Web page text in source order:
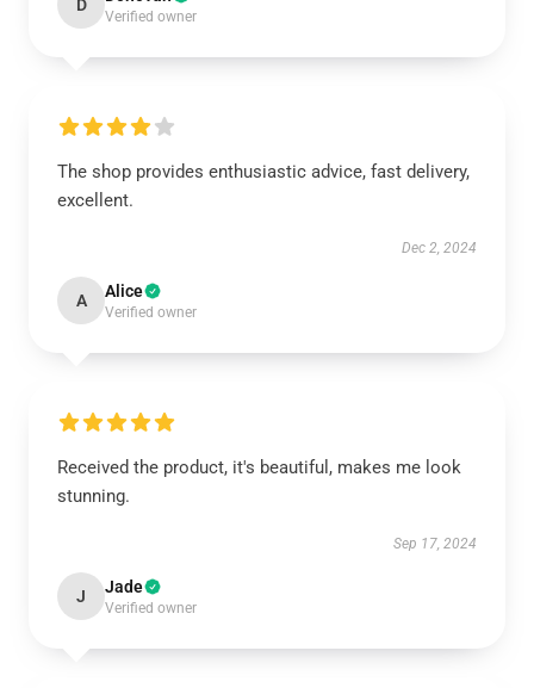
D
Verified owner
The shop provides enthusiastic advice, fast delivery,
excellent.
Dec 2, 2024
A Alice
Verified owner
Received the product, it's beautiful, makes me look
stunning.
Sep 17, 2024
J Jade
Verified owner